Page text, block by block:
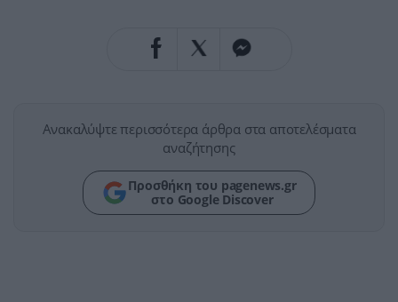
Ανακαλύψτε περισσότερα άρθρα στα αποτελέσματα
αναζήτησης
Προσθήκη του pagenews.gr
στο Google Discover